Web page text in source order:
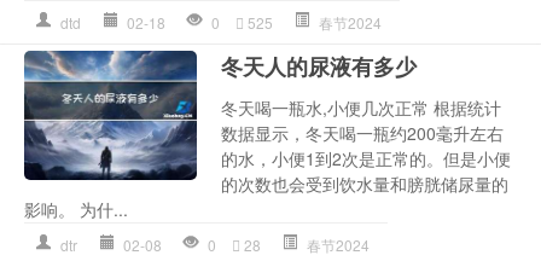
dtd 02-18 0 525 春节2024
冬天人的尿液有多少
冬天喝一瓶水,小便几次正常 根据统计
数据显示，冬天喝一瓶约200毫升左右
的水，小便1到2次是正常的。但是小便
的次数也会受到饮水量和膀胱储尿量的
影响。 为什...
dtr 02-08 0 28 春节2024